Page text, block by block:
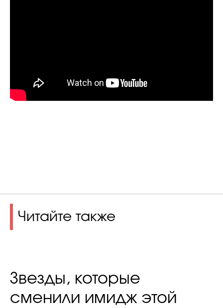
Читайте также
Звезды, которые
сменили имидж этой